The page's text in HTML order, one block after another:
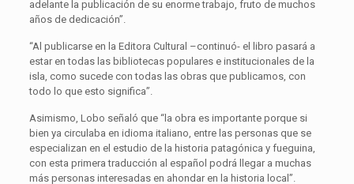
adelante la publicación de su enorme trabajo, fruto de muchos
años de dedicación”.
“Al publicarse en la Editora Cultural –continuó- el libro pasará a
estar en todas las bibliotecas populares e institucionales de la
isla, como sucede con todas las obras que publicamos, con
todo lo que esto significa”.
Asimismo, Lobo señaló que “la obra es importante porque si
bien ya circulaba en idioma italiano, entre las personas que se
especializan en el estudio de la historia patagónica y fueguina,
con esta primera traducción al español podrá llegar a muchas
más personas interesadas en ahondar en la historia local”.